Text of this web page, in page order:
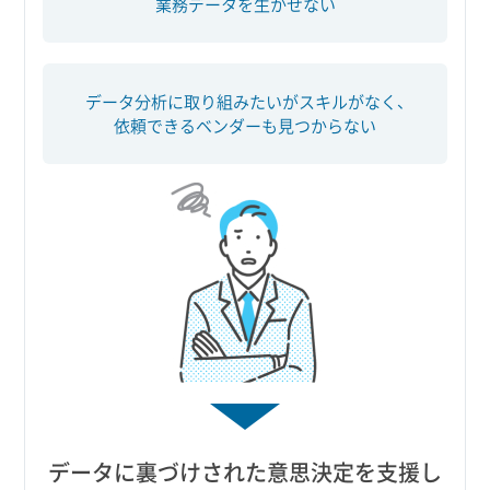
業務データを生かせない
データ分析に取り組みたいがスキルがなく、
依頼できるベンダーも見つからない
データに裏づけされた意思決定を支援し